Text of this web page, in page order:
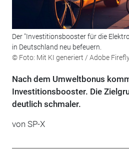
Der "Investitionsbooster für die
in Deutschland neu befeuern.
© Foto: Mit KI generiert / Adobe
Nach dem Umweltbonus
Investitionsbooster. Die
deutlich schmaler.
von SP-X